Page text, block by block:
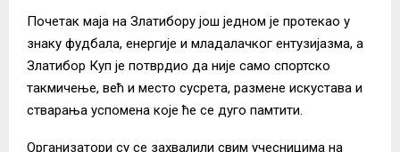
Почетак маја на Златибору још једном је протекао у
знаку фудбала, енергије и младалачког ентузијазма, а
Златибор Куп је потврдио да није само спортско
такмичење, већ и место сусрета, размене искустава и
стварања успомена које ће се дуго памтити.
Организатори су се захвалили свим учесницима на